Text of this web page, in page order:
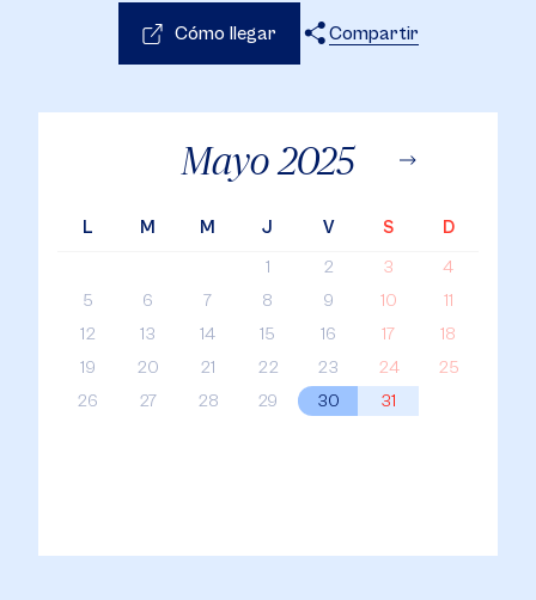
Mayo 2025
L M M J V S
D
1
2 3
4
5
6 7 8 9 10
11
12
13 14 15 16 17
18
19
20 21 22 23 24
25
26
27 28 29 30 31
Cómo llegar
Compartir